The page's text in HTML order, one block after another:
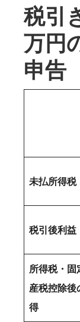
税引
万円
申告
未払所得税
税引後利益
所得税・固
産税控除後
得